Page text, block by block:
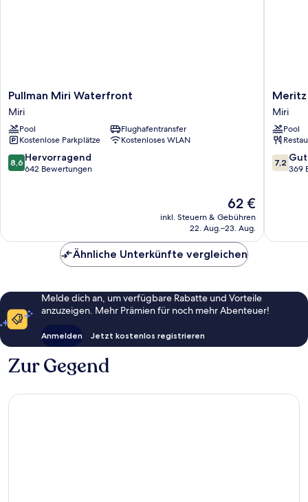
Pullman
Miri
Waterfront
Miri
Pullman Miri Waterfront
Miri
Pool
Flughafentransfer
Kostenlose Parkplätze
Kostenloses WLAN
8.6
von
8,6 Hervorragend
642 Bewertungen
Der
Preis
beträgt
62 €
inkl. Steuern & Gebühren
22. Aug.–23. Aug.
Meritz
Hotel
Miri
Miri
Pool
7.2
von
7,2 Gut
369
Ähnliche Unterkünfte vergleichen
Melde dich an, um verfügbare Rabatte und Vorteile
anzuzeigen. Mehr Prämien für noch mehr Abenteuer!
Anmelden Jetzt kostenlos registrieren
Zur Gegend